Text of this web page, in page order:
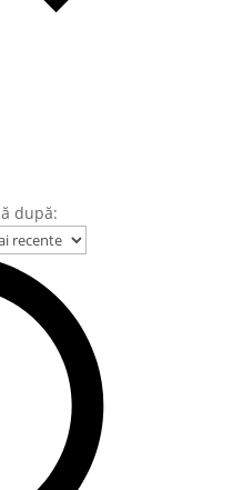
după: